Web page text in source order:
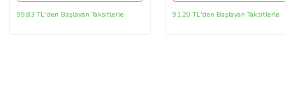
99,83 TL'den Başlayan Taksitlerle 91,20 TL'den Başlayan Taksitlerle